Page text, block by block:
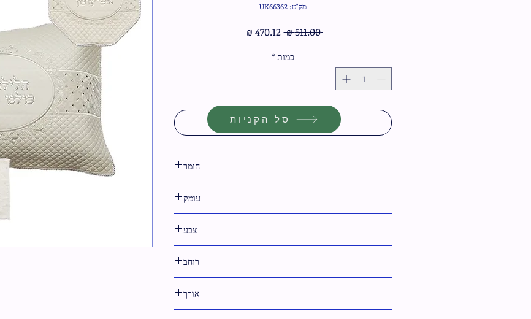
מק"ט: UK66362
‏511.00 ‏₪
מחיר
‏470.12 ‏₪
כמות *
הוסף לסל
חומר
עומק
צבע
רוחב
אורך
סל הקניות